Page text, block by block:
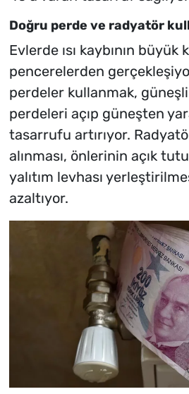
Doğru perde ve radyatör
Evlerde ısı kaybının büyük
pencerelerden
perdeler kullanmak,
perdeleri açıp güneşten
tasarrufu artırıyor.
alınması, önlerinin açık
yalıtım levhası
azaltıyor.